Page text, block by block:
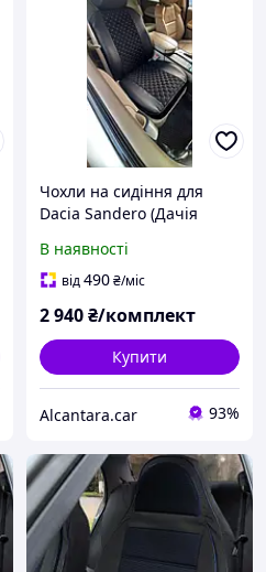
Чохли на сидіння для
Dacia Sandero (Дачія
екошкіра + алькантара
В наявності
від490₴/міс
2 940₴/комплект
Купити
Alcantara.car 93%